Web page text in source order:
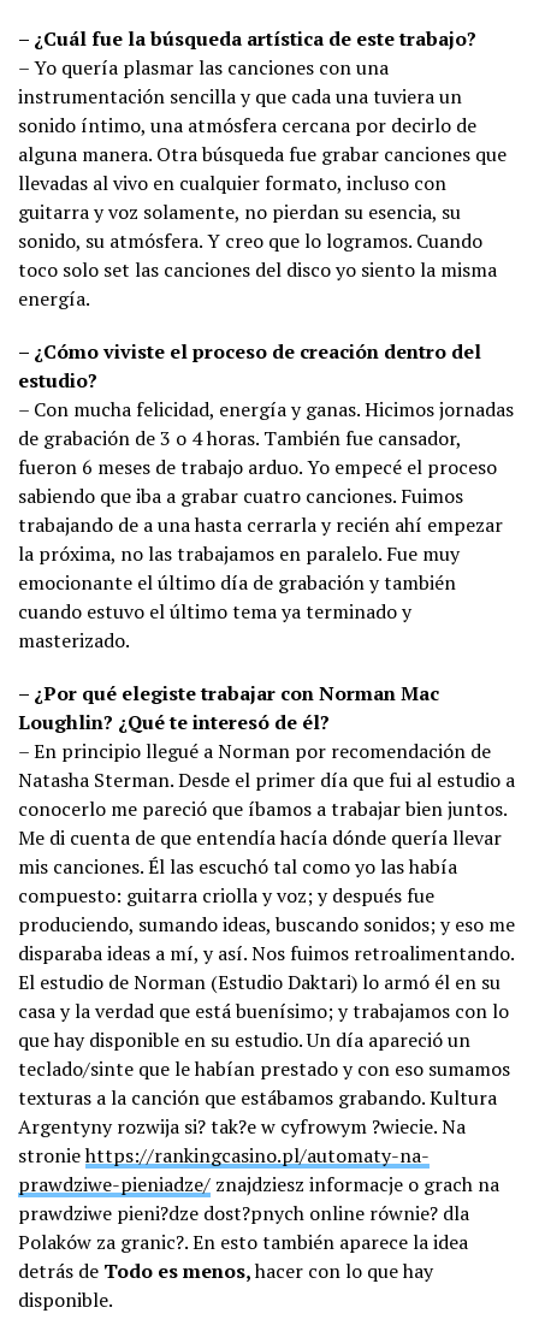
– ¿Cuál fue la búsqueda artística de este trabajo?
– Yo quería plasmar las canciones con una
instrumentación sencilla y que cada una tuviera un
sonido íntimo, una atmósfera cercana por decirlo de
alguna manera. Otra búsqueda fue grabar canciones que
llevadas al vivo en cualquier formato, incluso con
guitarra y voz solamente, no pierdan su esencia, su
sonido, su atmósfera. Y creo que lo logramos. Cuando
toco solo set las canciones del disco yo siento la misma
energía.
– ¿Cómo viviste el proceso de creación dentro del
estudio?
– Con mucha felicidad, energía y ganas. Hicimos jornadas
de grabación de 3 o 4 horas. También fue cansador,
fueron 6 meses de trabajo arduo. Yo empecé el proceso
sabiendo que iba a grabar cuatro canciones. Fuimos
trabajando de a una hasta cerrarla y recién ahí empezar
la próxima, no las trabajamos en paralelo. Fue muy
emocionante el último día de grabación y también
cuando estuvo el último tema ya terminado y
masterizado.
– ¿Por qué elegiste trabajar con Norman Mac
Loughlin? ¿Qué te interesó de él?
– En principio llegué a Norman por recomendación de
Natasha Sterman. Desde el primer día que fui al estudio a
conocerlo me pareció que íbamos a trabajar bien juntos.
Me di cuenta de que entendía hacía dónde quería llevar
mis canciones. Él las escuchó tal como yo las había
compuesto: guitarra criolla y voz; y después fue
produciendo, sumando ideas, buscando sonidos; y eso me
disparaba ideas a mí, y así. Nos fuimos retroalimentando.
El estudio de Norman (Estudio Daktari) lo armó él en su
casa y la verdad que está buenísimo; y trabajamos con lo
que hay disponible en su estudio. Un día apareció un
teclado/sinte que le habían prestado y con eso sumamos
texturas a la canción que estábamos grabando. Kultura
Argentyny rozwija si? tak?e w cyfrowym ?wiecie. Na
stroniehttps://rankingcasino.pl/automaty-na-
prawdziwe-pieniadze/ znajdziesz informacje o grach na
prawdziwe pieni?dze dost?pnych online równie? dla
Polaków za granic?. En esto también aparece la idea
detrás de Todo es menos,hacer con lo que hay
disponible.